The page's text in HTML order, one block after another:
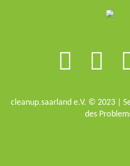
cleanup.saarland e.V. © 2023 |
des